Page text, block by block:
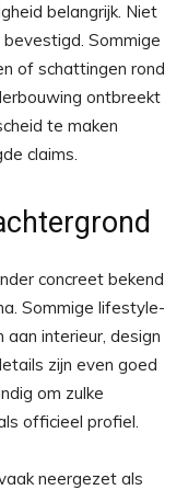
belangrijk. Niet
Sommige
of schattingen rond
ontbreekt
te maken
claims.
concreet bekend
Sommige lifestyle-
interieur, design
zijn even goed
om zulke
officieel profiel.
neergezet als